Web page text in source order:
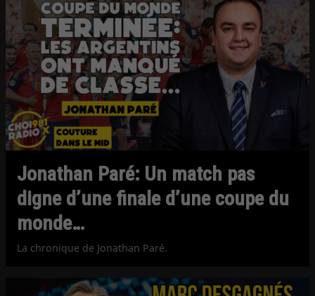
Jonathan Paré: Un match pas
digne d’une finale d’une coupe du
monde…
La chronique de Jonathan Paré.